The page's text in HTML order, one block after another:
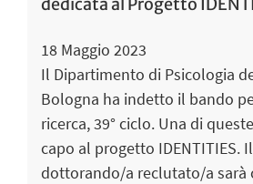
dedicata al Progetto
18 Maggio 2023
Il Dipartimento di Psicologia
Bologna ha indetto il bando
ricerca, 39° ciclo. Una di
capo al progetto IDENTITIES.
dottorando/a reclutato/a